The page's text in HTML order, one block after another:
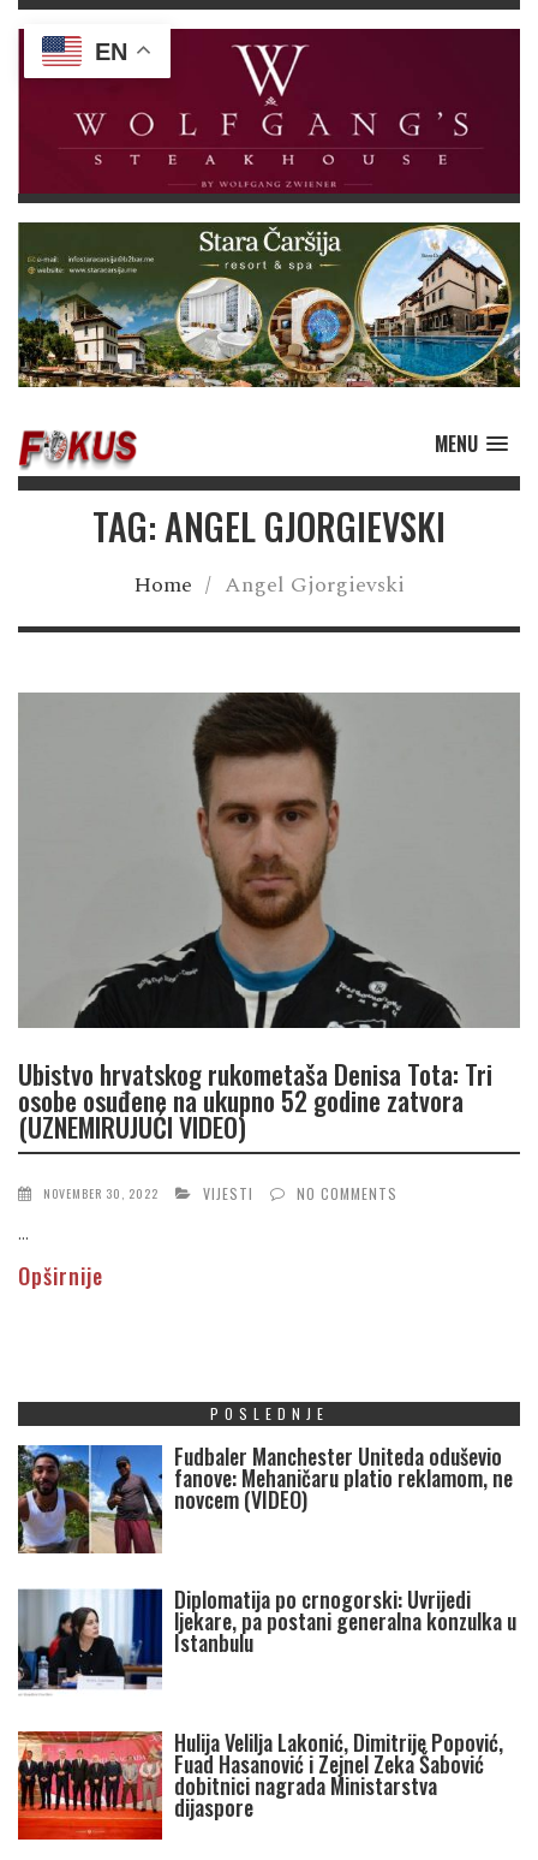
MENU
TAG: ANGEL GJORGIEVSKI
Home / Angel Gjorgievski
Ubistvo hrvatskog rukometaša Denisa Tota: Tri
osobe osuđene na ukupno 52 godine zatvora
(UZNEMIRUJUĆI VIDEO)
NOVEMBER 30, 2022 VIJESTI NO COMMENTS
...
Opširnije
POSLEDNJE
Fudbaler Manchester Uniteda oduševio
fanove: Mehaničaru platio reklamom, ne
novcem (VIDEO)
Diplomatija po crnogorski: Uvrijedi
ljekare, pa postani generalna konzulka u
Istanbulu
Hulija Velilja Lakonić, Dimitrije Popović,
Fuad Hasanović i Zejnel Zeka Šabović
dobitnici nagrada Ministarstva
dijaspore
EN